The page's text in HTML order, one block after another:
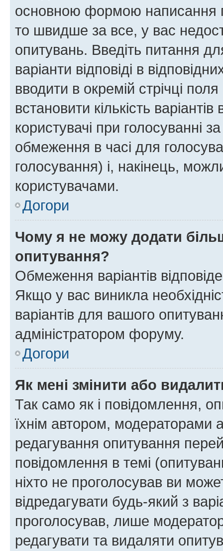
основною формою написання
то швидше за все, у вас
опитувань. Введіть питання
варіанти відповіді в
вводити в окремій стрічці
встановити кількість
користувачі при голосуванні
обмеження в часі для
голосування) і, накінець,
користувачами.
Догори
Чому я не можу додати
опитування?
Обмеження варіантів
Якщо у вас виникла
варіантів для вашого
адміністратором форуму.
Догори
Як мені змінити або
Так само як і повідомлення,
їхнім автором, модераторами
редагування опитування
повідомлення в темі
ніхто не проголосував ви
відредагувати будь-який з
проголосував, лише
редагувати та видаляти